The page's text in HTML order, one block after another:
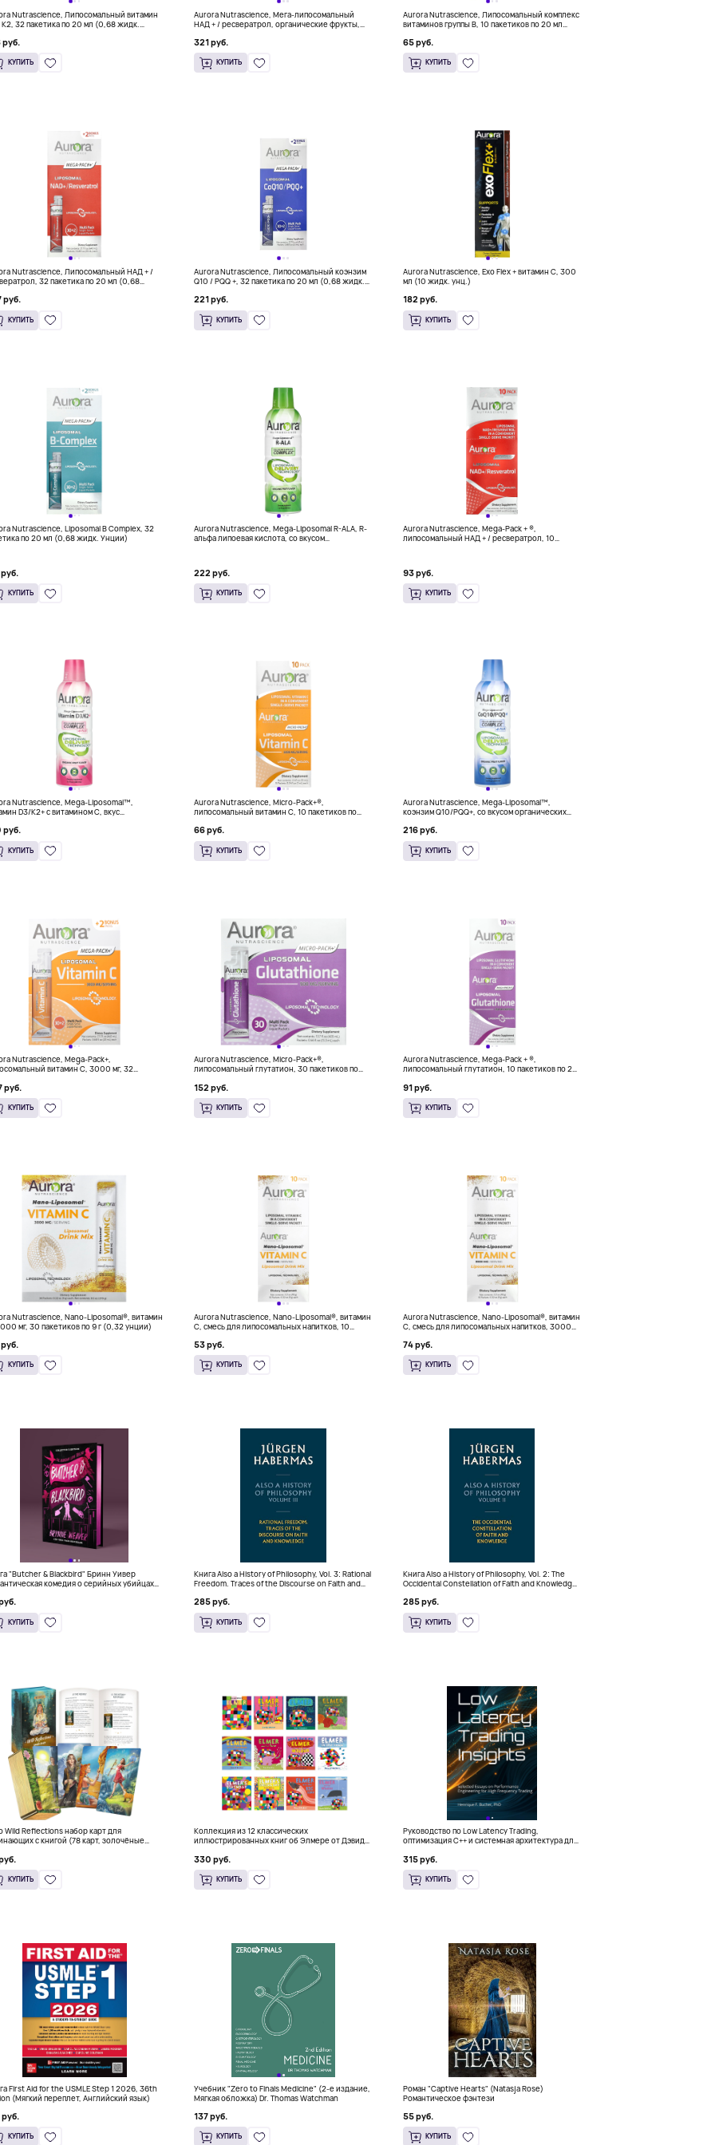
Nutrascience, Липосомальный витамин
K2, 32 пакетика по 20 мл (0,68 жидк.
руб.
КУПИТЬ
Aurora Nutrascience, Мега-липосомальный
НАД + / ресвератрол, органические фрукты,
321 руб.
КУПИТЬ
Aurora Nutrascience, Липосомальный комплекс
витаминов группы B, 10 пакетиков по 20 мл
65 руб.
КУПИТЬ
Nutrascience, Липосомальный НАД + /
32 пакетика по 20 мл (0,68
руб.
КУПИТЬ
Aurora Nutrascience, Липосомальный коэнзим
Q10 / PQQ +, 32 пакетика по 20 мл (0,68 жидк.
221 руб.
КУПИТЬ
Aurora Nutrascience, Exo Flex + витамин C, 300
мл (10 жидк. унц.)
182 руб.
КУПИТЬ
Nutrascience, Liposomal B Complex, 32
по 20 мл (0,68 жидк. Унции)
руб.
КУПИТЬ
Aurora Nutrascience, Mega-Liposomal R-ALA, R-
альфа липоевая кислота, со вкусом
222 руб.
КУПИТЬ
Aurora Nutrascience, Mega-Pack + ®,
липосомальный НАД + / ресвератрол, 10
93 руб.
КУПИТЬ
Nutrascience, Mega-Liposomal™,
D3/K2+ с витамином C, вкус
унций)
руб.
КУПИТЬ
Aurora Nutrascience, Micro-Pack+®,
липосомальный витамин C, 10 пакетиков по
66 руб.
КУПИТЬ
Aurora Nutrascience, Mega-Liposomal™,
коэнзим Q10/PQQ+, со вкусом органических
216 руб.
КУПИТЬ
Nutrascience, Mega-Pack+,
витамин C, 3000 мг, 32
руб.
КУПИТЬ
Aurora Nutrascience, Micro-Pack+®,
липосомальный глутатион, 30 пакетиков по
152 руб.
КУПИТЬ
Aurora Nutrascience, Mega-Pack + ®,
липосомальный глутатион, 10 пакетиков по 20
91 руб.
КУПИТЬ
Nutrascience, Nano-Liposomal®, витамин
мг, 30 пакетиков по 9 г (0,32 унции)
руб.
КУПИТЬ
Aurora Nutrascience, Nano-Liposomal®, витамин
C, смесь для липосомальных напитков, 10
53 руб.
КУПИТЬ
Aurora Nutrascience, Nano-Liposomal®, витамин
C, смесь для липосомальных напитков, 3000
74 руб.
КУПИТЬ
"Butcher & Blackbird" Бринн Уивер
комедия о серийных убийцах
КУПИТЬ
Книга Also a History of Philosophy, Vol. 3: Rational
Freedom. Traces of the Discourse on Faith and
285 руб.
КУПИТЬ
Книга Also a History of Philosophy, Vol. 2: The
Occidental Constellation of Faith and Knowledge
285 руб.
КУПИТЬ
Wild Reflections набор карт для
с книгой (78 карт, золочёные
КУПИТЬ
Коллекция из 12 классических
иллюстрированных книг об Элмере от Дэвида
330 руб.
КУПИТЬ
Руководство по Low Latency Trading,
оптимизация C++ и системная архитектура для
315 руб.
КУПИТЬ
First Aid for the USMLE Step 1 2026, 36th
(Мягкий переплет, Английский язык)
руб.
КУПИТЬ
Учебник "Zero to Finals Medicine" (2-е издание,
Мягкая обложка) Dr. Thomas Watchman
137 руб.
КУПИТЬ
Роман "Captive Hearts" (Natasja Rose)
Романтическое фэнтези
55 руб.
КУПИТЬ